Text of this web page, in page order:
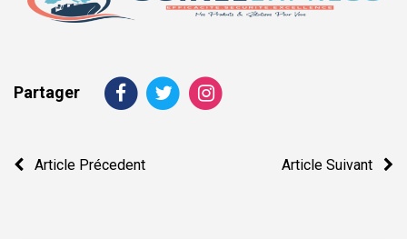
Partager
Navigation
Article Précedent Article Suivant